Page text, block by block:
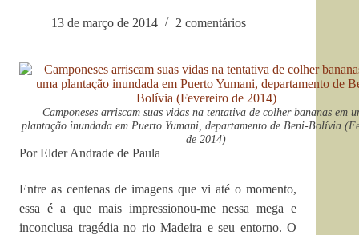
13 de março de 2014 2 comentários
Camponeses arriscam suas vidas na tentativa de colher bananas em
plantação inundada em Puerto Yumani, departamento de Beni-Bolívia
de 2014)
Por Elder Andrade de Paula
Entre as centenas de imagens que vi até o momento,
essa é a que mais impressionou-me nessa mega e
inconclusa tragédia no rio Madeira e seu entorno. O